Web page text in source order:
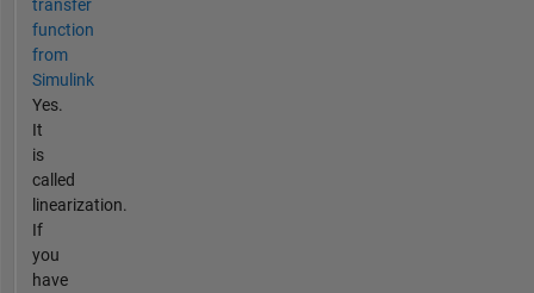
transfer
function
from
Simulink
Yes.
It
is
called
linearization.
If
you
have